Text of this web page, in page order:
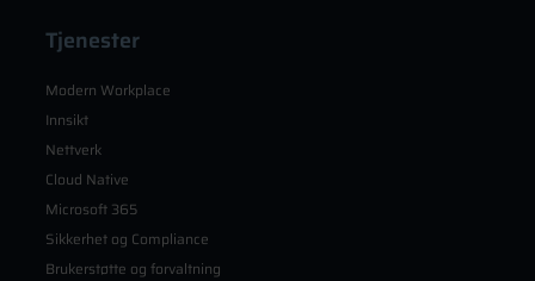
Tjenester
Modern Workplace
Innsikt
Nettverk
Cloud Native
Microsoft 365
Sikkerhet og Compliance
Brukerstøtte og forvaltning